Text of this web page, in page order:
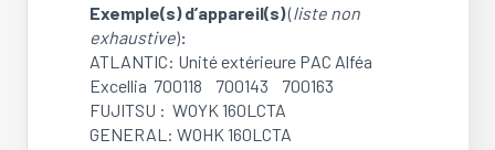
Exemple(s) d’appareil(s)(liste non
exhaustive):
ATLANTIC: Unité extérieure PAC Alféa
Excellia 700118 700143 700163
FUJITSU : WOYK 160LCTA
GENERAL: WOHK 160LCTA